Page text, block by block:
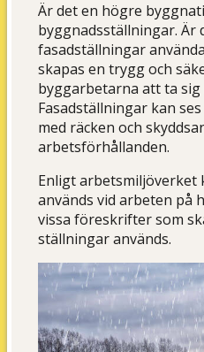
Är det en högre
byggnadsställningar. Är
fasadställningar
skapas en trygg och
byggarbetarna att ta sig
Fasadställningar kan
med räcken och
arbetsförhållanden.
Enligt arbetsmiljöverket
används vid arbeten på
vissa föreskrifter som
ställningar används.